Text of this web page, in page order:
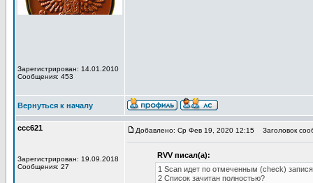
Зарегистрирован: 14.01.2010
Сообщения: 453
Вернуться к началу
ccc621
Зарегистрирован: 19.09.2018
Сообщения: 27
Добавлено: Ср Фев 19, 2020 12:15 Заголовок
RVV писал(а):
1 Scan идет по отмеченным (check)
2 Список зачитан полностью?